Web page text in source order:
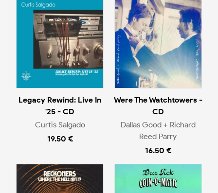
Legacy Rewind: Live In
'25 - CD
Curtis Salgado
19.50 €
Were The Watchtowers -
CD
Dallas Good + Richard
Reed Parry
16.50 €